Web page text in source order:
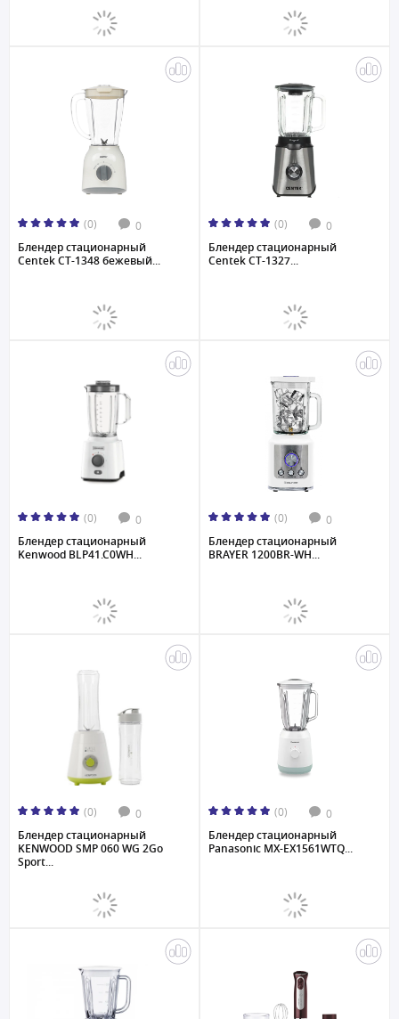
(0) 0
Блендер стационарный
Centek CT-1348 бежевый...
(0) 0
Блендер стационарный
Centek CT-1327...
(0) 0
Блендер стационарный
Kenwood BLP41.C0WH...
(0) 0
Блендер стационарный
BRAYER 1200BR-WH...
(0) 0
Блендер стационарный
KENWOOD SMP 060 WG 2Go
Sport...
(0) 0
Блендер стационарный
Panasonic MX-EX1561WTQ...